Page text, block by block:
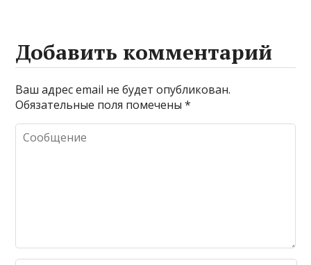
Добавить комментарий
Ваш адрес email не будет опубликован.
Обязательные поля помечены*